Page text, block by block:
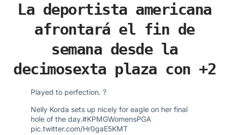
La deportista americana
afrontará el fin de
semana desde la
decimosexta plaza con +2
Played to perfection. ?
Nelly Korda sets up nicely for eagle on her final
hole of the day.#KPMGWomensPGA
pic.twitter.com/Hr0gaE5KMT